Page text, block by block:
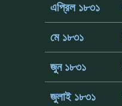
এপ্রিল ১৮৩১
মে ১৮৩১
জুন ১৮৩১
জুলাই ১৮৩১